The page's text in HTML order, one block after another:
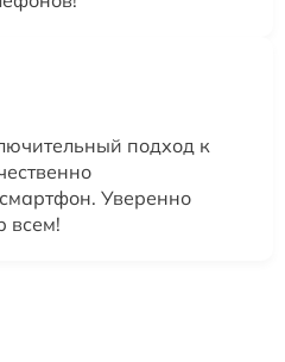
подход к
Уверенно
всем!